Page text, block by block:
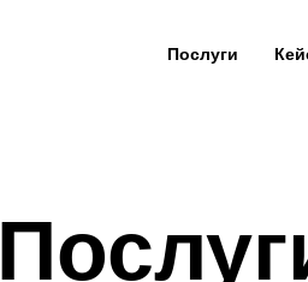
Послуги